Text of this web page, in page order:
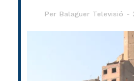
Per Balaguer Televisió